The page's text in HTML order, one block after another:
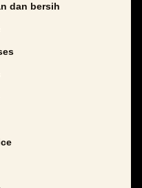
dan bersih